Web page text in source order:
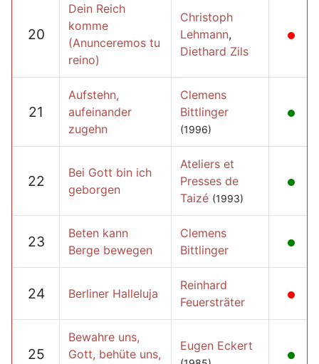
20
Dein Reich
komme
(Anunceremos tu
reino)
Christoph
Lehmann,
Diethard Zils
21
Aufstehn,
aufeinander
zugehn
Clemens
Bittlinger
(1996)
22
Bei Gott bin ich
geborgen
Ateliers et
Presses de
Taizé (1993)
23
Beten kann
Berge bewegen
Clemens
Bittlinger
24 Berliner Halleluja
Reinhard
Feuersträter
25
Bewahre uns,
Gott, behüte uns,
Eugen Eckert